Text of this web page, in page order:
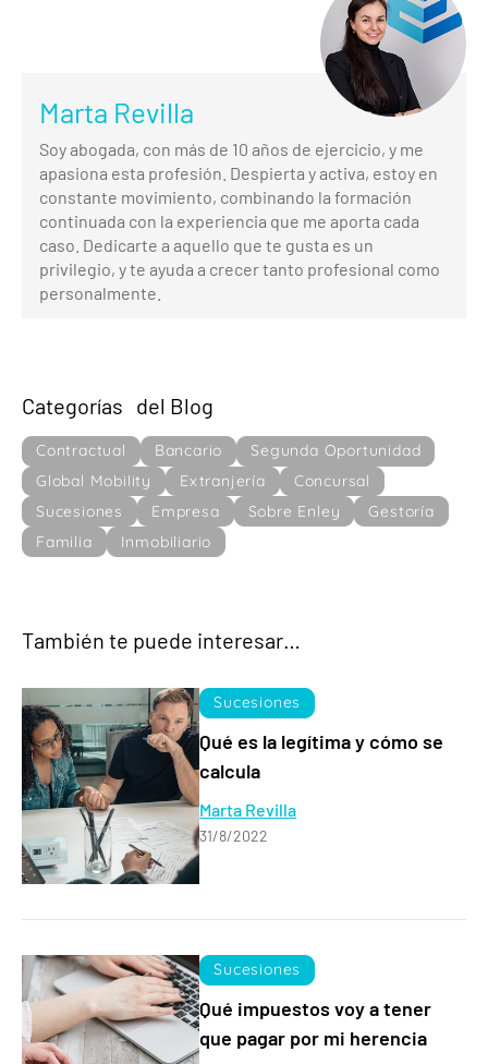
Marta Revilla
Soy abogada, con más de 10 años de ejercicio, y me
apasiona esta profesión. Despierta y activa, estoy en
constante movimiento, combinando la formación
continuada con la experiencia que me aporta cada
caso. Dedicarte a aquello que te gusta es un
privilegio, y te ayuda a crecer tanto profesional como
personalmente.
Categorías del Blog
Contractual Bancario
Segunda Oportunidad
Global Mobility
Extranjería
Concursal
Sucesiones
Empresa Sobre Enley
Gestoría
Familia
Inmobiliario
También te puede interesar…
Sucesiones
Qué es la legítima y cómo se
calcula
Marta Revilla
31/8/2022
Sucesiones
Qué impuestos voy a tener
que pagar por mi herencia